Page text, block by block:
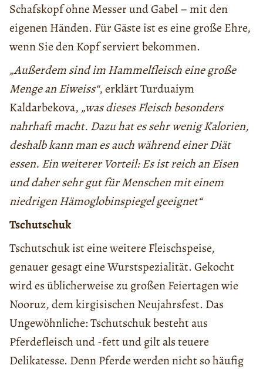
Schafskopf ohne Messer und Gabel – mit den
eigenen Händen. Für Gäste ist es eine große Ehre,
wenn Sie den Kopf serviert bekommen.
„Außerdem sind im Hammelfleisch einegroße
MengeanEiweiss“, erklärt Turduaiym
Kaldarbekova, „wasdiesesFleischbesonders
nahrhaftmacht. Dazuhatessehr wenigKalorien,
deshalbkannmanes auch während einer Diät
essen. Ein weiterer Vorteil: Es ist reich an Eisen
und daher sehr gut fürMenschenmit einem
niedrigenHämoglobinspiegel geeignet“
Tschutschuk
Tschutschuk ist eine weitere Fleischspeise,
genauer gesagt eine Wurstspezialität. Gekocht
wird es üblicherweise zu großen Feiertagen wie
Nooruz, dem kirgisischen Neujahrsfest. Das
Ungewöhnliche: Tschutschuk besteht aus
Pferdefleisch und -fett und gilt als teuere
Delikatesse. Denn Pferde werden nicht so häufig